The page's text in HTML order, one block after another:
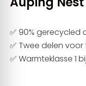
✅ 90% gerecycled
✅ Twee delen
✅ Warmteklasse 1